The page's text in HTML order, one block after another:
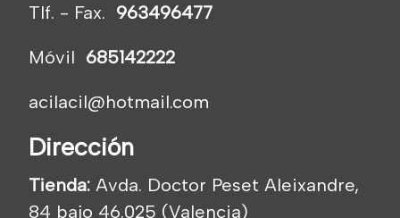
Tlf. - Fax. 963496477
Móvil 685142222
acilacil@hotmail.com
Dirección
Tienda: Avda. Doctor Peset Aleixandre,
84 bajo 46.025 (Valencia)